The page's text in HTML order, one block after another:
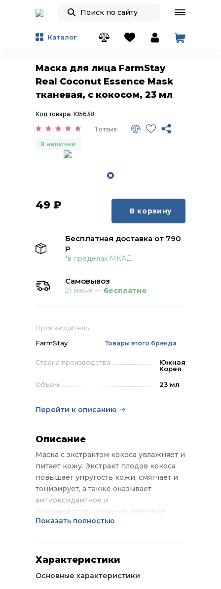
Каталог
Маска для лица FarmStay
Real Coconut Essence Mask
тканевая, с кокосом, 23 мл
1 отзыв
Код товара: 105638
В наличии
Производитель
FarmStay
Товары этого бренда
Страна производства
Южная
Корея
Объем
23 мл
Перейти к описанию
49 ₽ В корзину
Бесплатная доставка от 790
Р
*в пределах МКАД.
Самовывоз
21 июня — бесплатно
Описание
Маска с экстрактом кокоса увлажняет и
питает кожу. Экстракт плодов кокоса
повышает упругость кожи, смягчает и
тонизирует, а также оказывает
антиоксидантное и
противовоспалительное действие.
Применение: Извлеките маску из
затем удалите. Делайте легкий массаж
маски полностью не впитаются.
Показать полностью
Характеристики
Основные характеристики